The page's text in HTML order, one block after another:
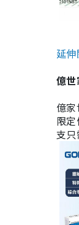
延
億世
億
限
支